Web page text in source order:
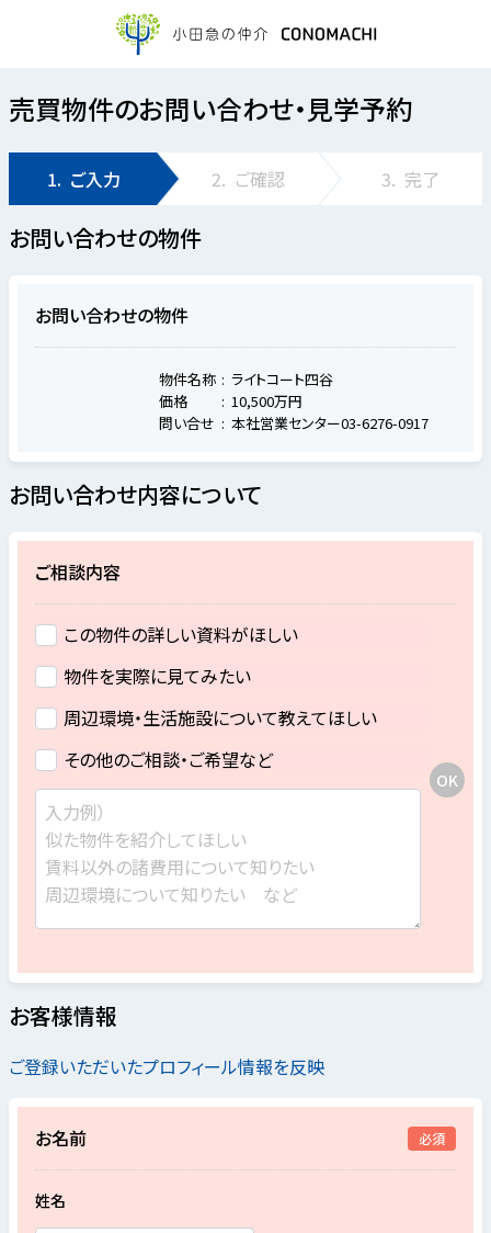
売買物件のお問い合わせ・見学予約
1. ご入力 2. ご確認 3. 完了
お問い合わせの物件
お問い合わせの物件
物件名称
ライトコート四谷
価格
10,500万円
問い合せ
本社営業センター03-6276-0917
お問い合わせ内容について
ご相談内容
この物件の詳しい資料がほしい
物件を実際に見てみたい
周辺環境・生活施設について教えてほしい
その他のご相談・ご希望など
お客様情報
ご登録いただいたプロフィール情報を反映
お名前 必須
姓名